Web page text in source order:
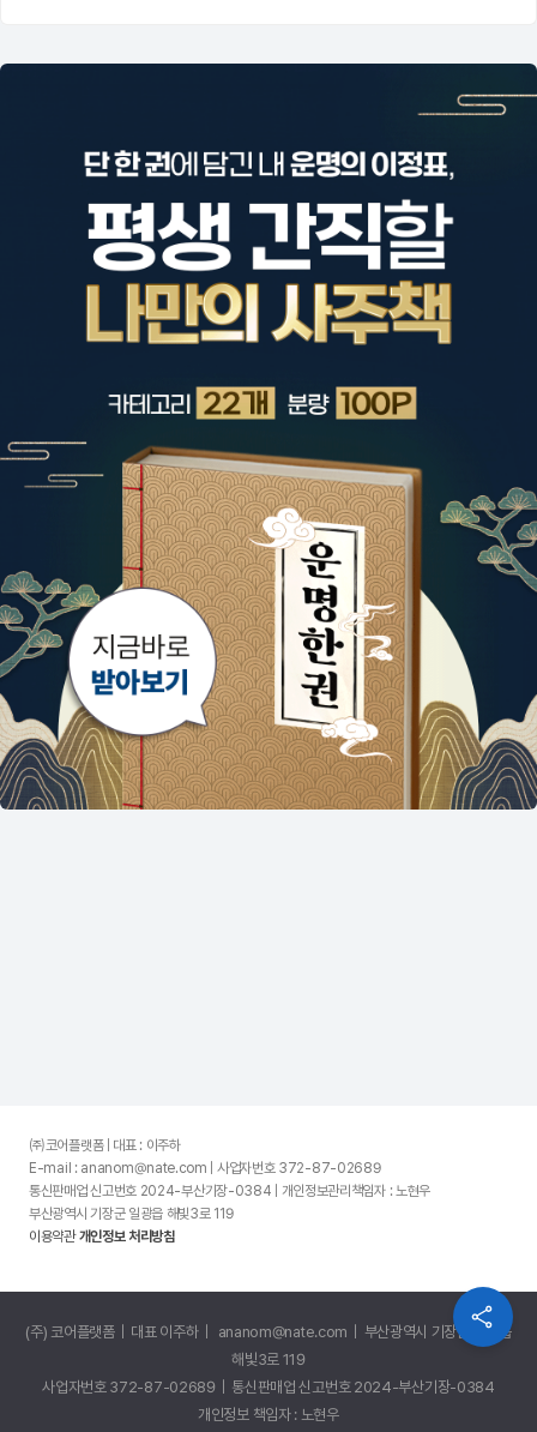
㈜코어플랫폼 | 대표 : 이주하
E-mail : ananom@nate.com | 사업자번호 372-87-02689
통신판매업 신고번호 2024-부산기장-0384 | 개인정보관리책임자 : 노현우
부산광역시 기장군 일광읍 해빛3로 119
이용약관 개인정보 처리방침
(주) 코어플랫폼 | 대표 이주하 | ananom@nate.com | 부산광역시 기장군 일광읍
해빛3로 119
사업자번호 372-87-02689 | 통신판매업 신고번호 2024-부산기장-0384
개인정보 책임자 : 노현우